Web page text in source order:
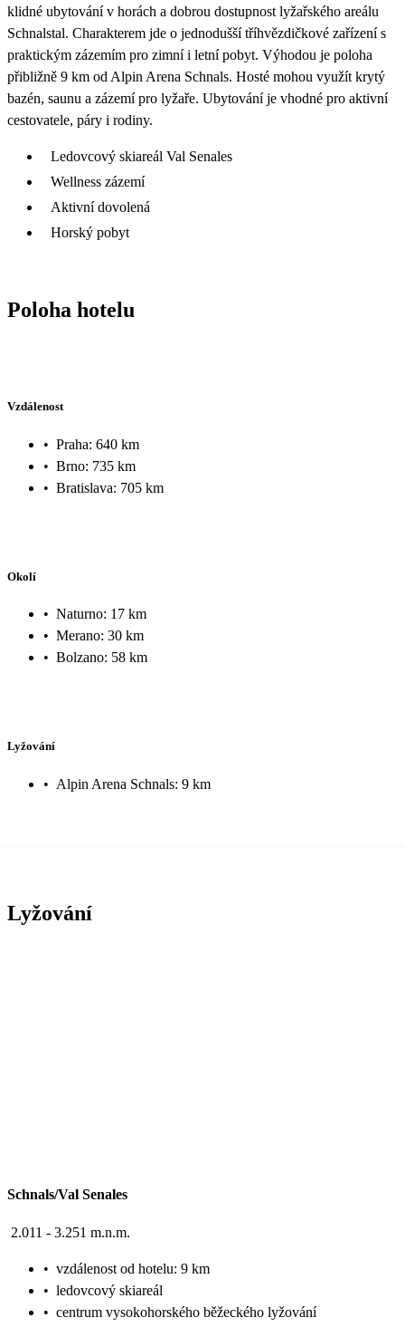
klidné ubytování v horách a dobrou dostupnost lyžařského areálu
Schnalstal. Charakterem jde o jednodušší tříhvězdičkové zařízení s
praktickým zázemím pro zimní i letní pobyt. Výhodou je poloha
přibližně 9 km od Alpin Arena Schnals. Hosté mohou využít krytý
bazén, saunu a zázemí pro lyžaře. Ubytování je vhodné pro aktivní
cestovatele, páry i rodiny.
Ledovcový skiareál Val Senales
Wellness zázemí
Aktivní dovolená
Horský pobyt
Poloha hotelu
Vzdálenost
• Praha: 640 km
• Brno: 735 km
• Bratislava: 705 km
Okolí
• Naturno: 17 km
• Merano: 30 km
• Bolzano: 58 km
Lyžování
• Alpin Arena Schnals: 9 km
Lyžování
Schnals/Val Senales
2.011 - 3.251 m.n.m.
• vzdálenost od hotelu: 9 km
• ledovcový skiareál
• centrum vysokohorského běžeckého lyžování